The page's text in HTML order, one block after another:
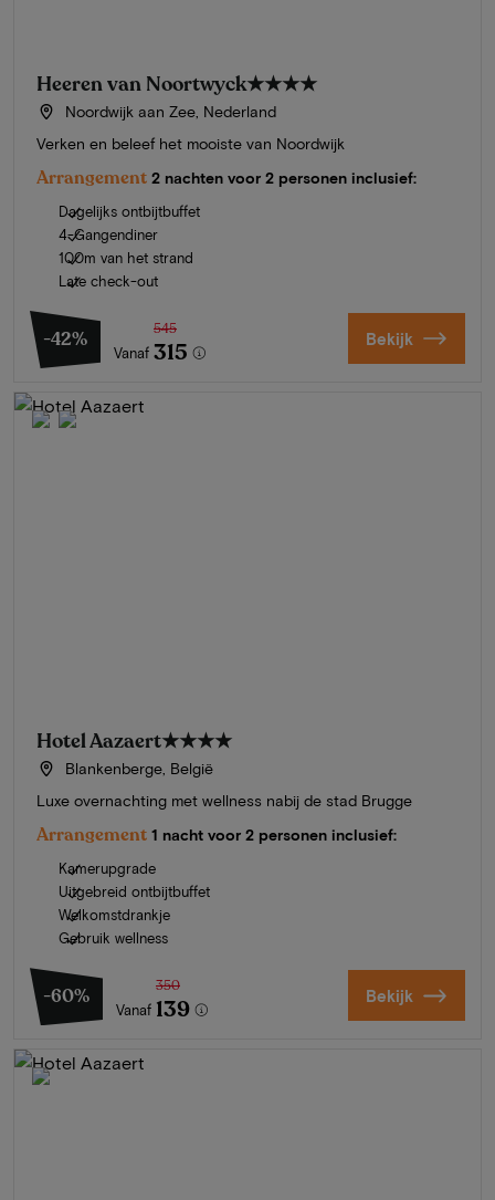
Heeren van Noortwyck★★★★
Noordwijk aan Zee, Nederland
Verken en beleef het mooiste van Noordwijk
Arrangement 2 nachten voor 2 personen inclusief:
Dagelijks ontbijtbuffet
4-Gangendiner
100m van het strand
Late check-out
-42%
Vanaf
545
315 Bekijk
Hotel Aazaert★★★★
Blankenberge, België
Luxe overnachting met wellness nabij de stad Brugge
Arrangement 1 nacht voor 2 personen inclusief:
Kamerupgrade
Uitgebreid ontbijtbuffet
Welkomstdrankje
Gebruik wellness
-60%
Vanaf
350
139 Bekijk